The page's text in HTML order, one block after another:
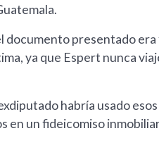
presentado
ya que Espert nunca
habría usado
en un fideicomiso